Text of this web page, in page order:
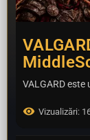
Vizualizări: